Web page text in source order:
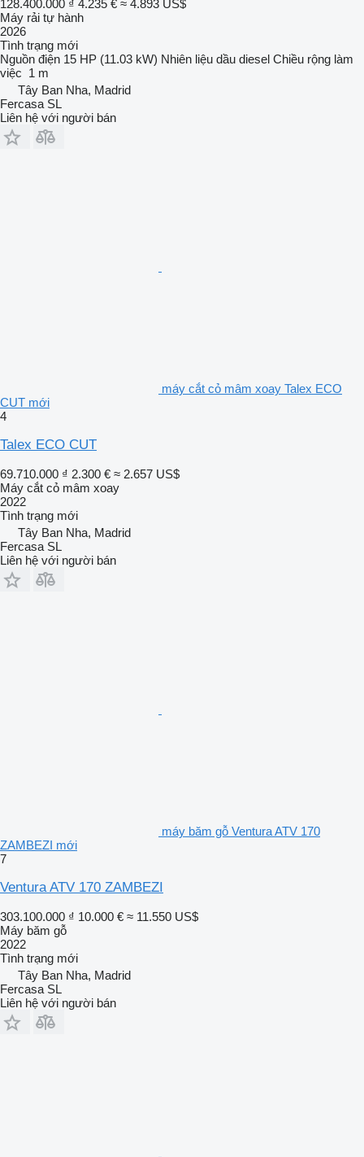
128.400.000 ₫ 4.235 € ≈ 4.893 US$
Máy rải tự hành
2026
Tình trạng mới
Nguồn điện 15 HP (11.03 kW) Nhiên liệu dầu diesel Chiều rộng làm
việc 1 m
Tây Ban Nha, Madrid
Fercasa SL
Liên hệ với người bán
máy cắt cỏ mâm xoay Talex ECO
CUT mới
4
Talex ECO CUT
69.710.000 ₫ 2.300 € ≈ 2.657 US$
Máy cắt cỏ mâm xoay
2022
Tình trạng mới
Tây Ban Nha, Madrid
Fercasa SL
Liên hệ với người bán
máy băm gỗ Ventura ATV 170
ZAMBEZI mới
7
Ventura ATV 170 ZAMBEZI
303.100.000 ₫ 10.000 € ≈ 11.550 US$
Máy băm gỗ
2022
Tình trạng mới
Tây Ban Nha, Madrid
Fercasa SL
Liên hệ với người bán